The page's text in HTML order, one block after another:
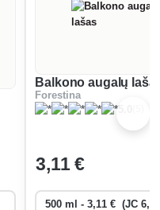
Balkono augalų
Forestina
5.0
3,11 €